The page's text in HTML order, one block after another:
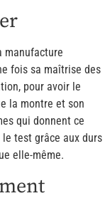
manufacture
fois sa maîtrise des
pour avoir le
la montre et son
qui donnent ce
test grâce aux durs
elle-même.